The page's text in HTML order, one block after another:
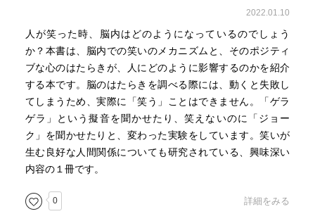
2022.01.10
人が笑った時、脳内はどのようになっているのでしょう
か？本書は、脳内での笑いのメカニズムと、そのポジティ
ブな心のはたらきが、人にどのように影響するのかを紹介
する本です。脳のはたらきを調べる際には、動くと失敗し
てしまうため、実際に「笑う」ことはできません。「ゲラ
ゲラ」という擬音を聞かせたり、笑えないのに「ジョー
ク」を聞かせたりと、変わった実験をしています。笑いが
生む良好な人間関係についても研究されている、興味深い
内容の１冊です。
0 詳細をみる